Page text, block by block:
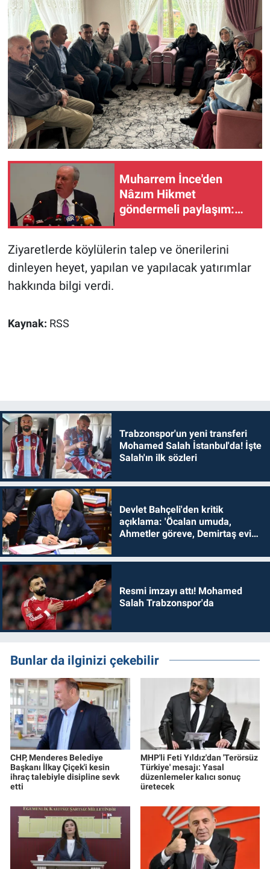
Muharrem İnce'den
Nâzım Hikmet
göndermeli paylaşım:
Ziyaretlerde köylülerin talep ve önerilerini
dinleyen heyet, yapılan ve yapılacak yatırımlar
hakkında bilgi verdi.
Kaynak: RSS
Trabzonspor'un yeni transferi
Mohamed Salah İstanbul'da! İşte
Salah'ın ilk sözleri
Devlet Bahçeli'den kritik
açıklama: 'Öcalan umuda,
Ahmetler göreve, Demirtaş evine
Resmi imzayı attı! Mohamed
Salah Trabzonspor'da
Bunlar da ilginizi çekebilir
CHP, Menderes Belediye
Başkanı İlkay Çiçek'i kesin
ihraç talebiyle disipline sevk
etti
MHP'li Feti Yıldız'dan 'Terörsüz
Türkiye' mesajı: Yasal
düzenlemeler kalıcı sonuç
üretecek